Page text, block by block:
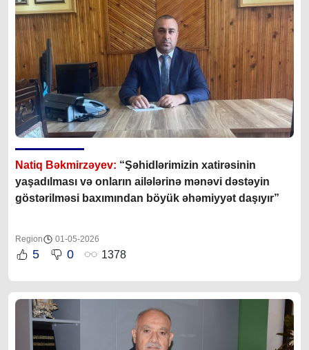
Natiq Bəkmirzəyev: “Şəhidlərimizin xatirəsinin
yaşadılması və onların ailələrinə mənəvi dəstəyin
göstərilməsi baxımından böyük əhəmiyyət daşıyır”
Region 01-05-2026
5 0 1378